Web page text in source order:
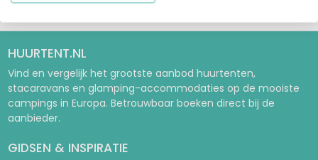
HUURTENT.NL
Vind en vergelijk het grootste aanbod huurtenten,
stacaravans en glamping-accommodaties op de mooiste
campings in Europa. Betrouwbaar boeken direct bij de
aanbieder.
GIDSEN & INSPIRATIE